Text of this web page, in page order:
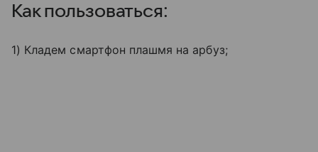
Как пользоваться:
1) Кладем смартфон плашмя на арбуз;